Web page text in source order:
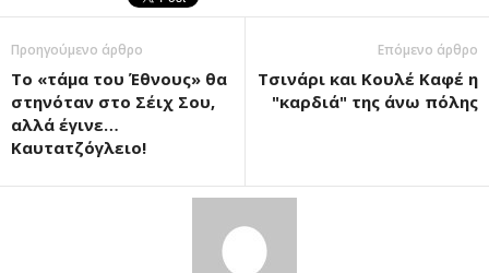
Προηγούμενο άρθρο
Το «τάμα του Έθνους» θα
στηνόταν στο Σέιχ Σου,
αλλά έγινε…
Καυτατζόγλειο!
Επόμενο άρθρο
Τσινάρι και Κουλέ Καφέ η
"καρδιά" της άνω πόλης